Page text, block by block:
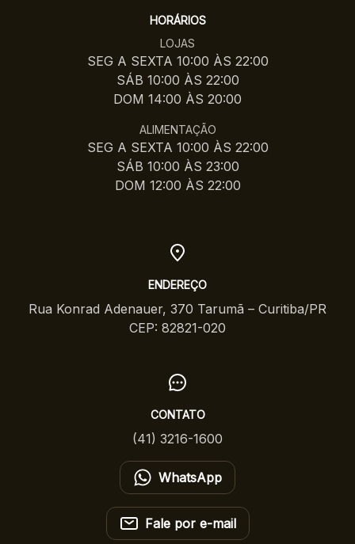
HORÁRIOS
LOJAS
SEG A SEXTA 10:00 ÀS 22:00
SÁB 10:00 ÀS 22:00
DOM 14:00 ÀS 20:00
ALIMENTAÇÃO
SEG A SEXTA 10:00 ÀS 22:00
SÁB 10:00 ÀS 23:00
DOM 12:00 ÀS 22:00
ENDEREÇO
Rua Konrad Adenauer, 370 Tarumã – Curitiba/PR
CEP: 82821-020
CONTATO
(41) 3216-1600
WhatsApp
Fale por e-mail